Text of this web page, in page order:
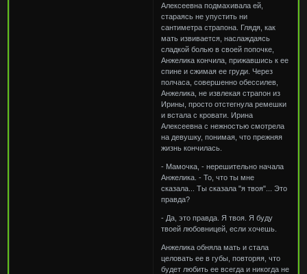
Алексеевна подмахивала ей,
стараясь не упустить ни
сантиметра страпона. Глядя, как
мать извивается, наслаждаясь
сладкой болью в своей попочке,
Анжелика кончила, прижавшись к ее
спине и сжимая ее груди. Через
полчаса, совершенно обессилев,
Анжелика, не извлекая страпон из
Ирины, просто отстегнула ремешки
и встала с кровати. Ирина
Алексеевна с нежностью смотрела
на девушку, понимая, что прежняя
жизнь кончилась.
- Мамочка, - нерешительно начала
Анжелика. - То, что ты мне
сказала... Ты сказала "я твоя"... Это
правда?
- Да, это правда. Я твоя. Я буду
твоей любовницей, если хочешь.
Анжелика обняла мать и стала
целовать ее в губы, повторяя, что
будет любить ее всегда и никогда не